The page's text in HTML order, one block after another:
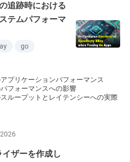
追跡時における
テムパフォーマ
go
プリケーションパフォーマンス
フォーマンスへの影響
ループットとレイテンシーへの実際
ザーを作成し